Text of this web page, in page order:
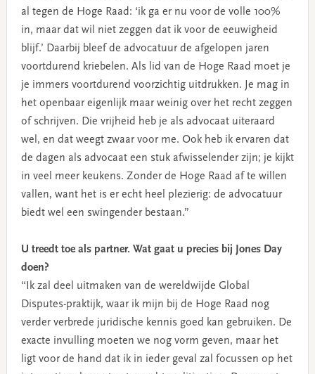
al tegen de Hoge Raad: ‘ik ga er nu voor de volle 100%
in, maar dat wil niet zeggen dat ik voor de eeuwigheid
blijf.’ Daarbij bleef de advocatuur de afgelopen jaren
voortdurend kriebelen. Als lid van de Hoge Raad moet je
je immers voortdurend voorzichtig uitdrukken. Je mag in
het openbaar eigenlijk maar weinig over het recht zeggen
of schrijven. Die vrijheid heb je als advocaat uiteraard
wel, en dat weegt zwaar voor me. Ook heb ik ervaren dat
de dagen als advocaat een stuk afwisselender zijn; je kijkt
in veel meer keukens. Zonder de Hoge Raad af te willen
vallen, want het is er echt heel plezierig: de advocatuur
biedt wel een swingender bestaan.”
U treedt toe als partner. Wat gaat u precies bij Jones Day
doen?
“Ik zal deel uitmaken van de wereldwijde Global
Disputes-praktijk, waar ik mijn bij de Hoge Raad nog
verder verbrede juridische kennis goed kan gebruiken. De
exacte invulling moeten we nog vorm geven, maar het
ligt voor de hand dat ik in ieder geval zal focussen op het